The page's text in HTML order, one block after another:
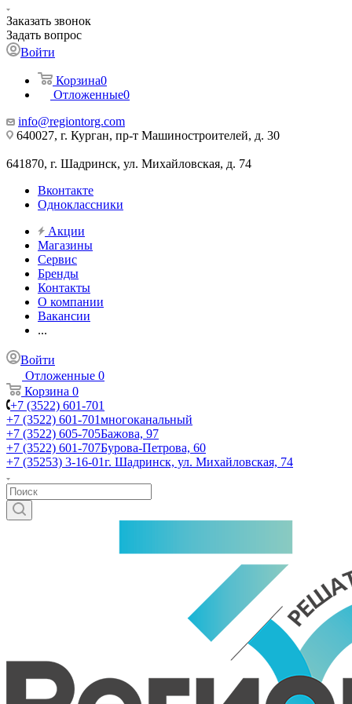
Заказать звонок
Задать вопрос
Войти
Корзина0
Отложенные0
info@regiontorg.com
640027, г. Курган, пр-т Машиностроителей, д. 30
641870, г. Шадринск, ул. Михайловская, д. 74
Вконтакте
Одноклассники
Акции
Магазины
Сервис
Бренды
Контакты
О компании
Вакансии
...
Войти
Отложенные 0
Корзина 0
+7 (3522) 601-701
+7 (3522) 601-701многоканальный
+7 (3522) 605-705Бажова, 97
+7 (3522) 601-707Бурова-Петрова, 60
+7 (35253) 3-16-01г. Шадринск, ул. Михайловская, 74